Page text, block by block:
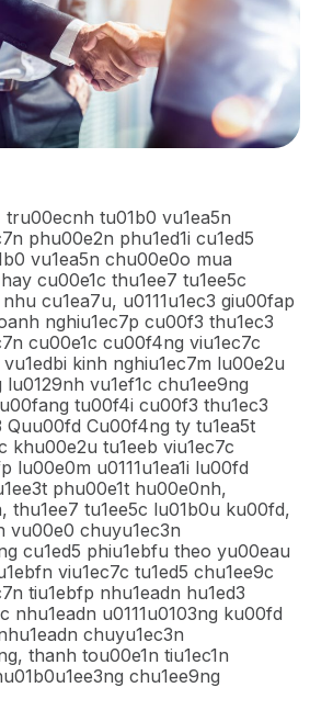
tru00ecnh tu01b0 vu1ea5n
phu00e2n phu1ed1i cu1ed5
vu1ea5n chu00e0o mua
cu00e1c thu1ee7 tu1ee5c
cu1ea7u, u0111u1ec3 giu00fap
nghiu1ec7p cu00f3 thu1ec3
cu00e1c cu00f4ng viu1ec7c
kinh nghiu1ec7m lu00e2u
vu1ef1c chu1ee9ng
tu00f4i cu00f3 thu1ec3
Quu00fd Cu00f4ng ty tu1ea5t
khu00e2u tu1eeb viu1ec7c
lu00e0m u0111u1ea1i lu00fd
phu00e1t hu00e0nh,
thu1ee7 tu1ee5c lu01b0u ku00fd,
vu00e0 chuyu1ec3n
cu1ed5 phiu1ebfu theo yu00eau
viu1ec7c tu1ed5 chu1ee9c
tiu1ebfp nhu1eadn hu1ed3
nhu1eadn u0111u0103ng ku00fd
chuyu1ec3n
thanh tou00e1n tiu1ec1n
chu1ee9ng